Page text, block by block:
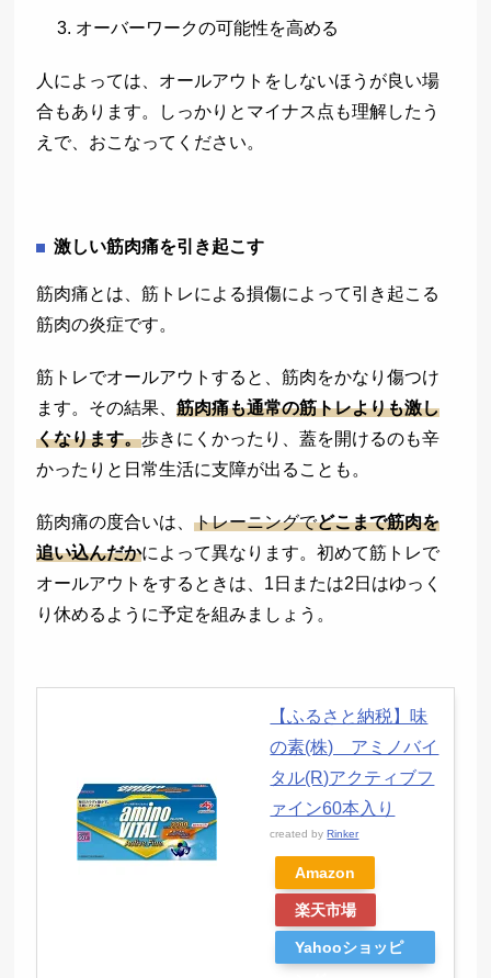
オーバーワークの可能性を高める
人によっては、オールアウトをしないほうが良い場
合もあります。しっかりとマイナス点も理解したう
えで、おこなってください。
激しい筋肉痛を引き起こす
筋肉痛とは、筋トレによる損傷によって引き起こる
筋肉の炎症です。
筋トレでオールアウトすると、筋肉をかなり傷つけ
ます。その結果、筋肉痛も通常の筋トレよりも激し
くなります。歩きにくかったり、蓋を開けるのも辛
かったりと日常生活に支障が出ることも。
筋肉痛の度合いは、トレーニングでどこまで筋肉を
追い込んだかによって異なります。初めて筋トレで
オールアウトをするときは、1日または2日はゆっく
り休めるように予定を組みましょう。
【ふるさと納税】味
の素(株) アミノバイ
タル(R)アクティブフ
ァイン60本入り
created byRinker
Amazon
楽天市場
Yahooショッピ